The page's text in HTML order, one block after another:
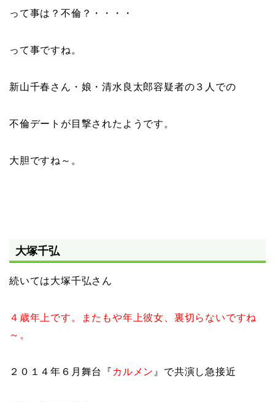
って事は？不倫？・・・・
って事ですね。
新山千春さん・娘・清水良太郎容疑者の３人での
不倫デートが目撃されたようです。
大胆ですね～。
大塚千弘
続いては大塚千弘さん
４歳年上です。またもや年上彼女、裏切らないですね
～。
２０１４年６月舞台『 カルメン 』で共演し急接近